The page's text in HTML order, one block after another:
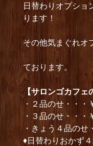
日替わりオプショ
ります！
その他気まぐれオ
ております。
【サロンゴカフェ
・２品のせ・・・
・３品のせ・・・
・きょう４品のせ
♦日替わりおかず